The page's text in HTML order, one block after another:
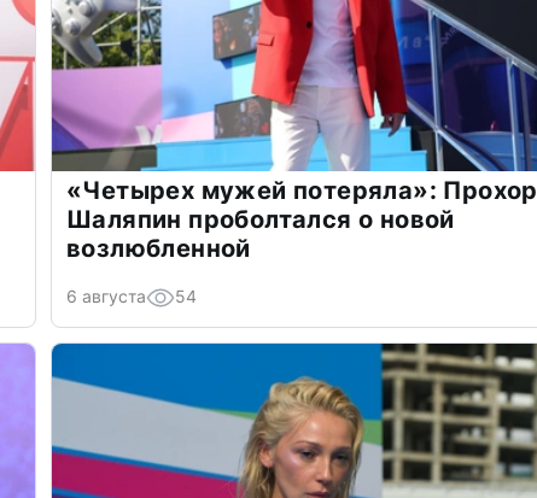
«Четырех мужей потеряла»: Прохор
Шаляпин проболтался о новой
возлюбленной
6 августа 54